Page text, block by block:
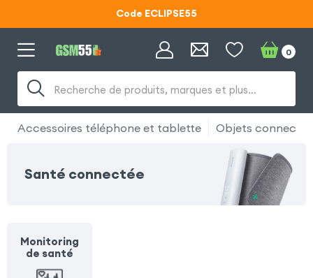
Code ECLIPSE55
Lunettes d'éclipse OFFERTES
Recherche de produits, marques et plus…
0
Accessoires téléphone et tablette Objets connectés
Santé connectée
Monitoring
de santé